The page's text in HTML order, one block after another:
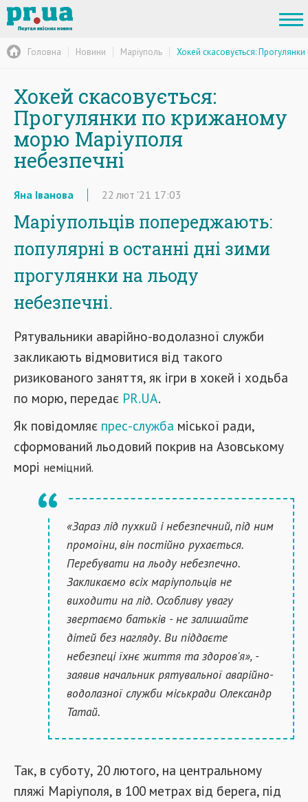
Головна Новини Маріуполь Хокей скасовується:
Хокей скасовується:
Прогулянки по крижаному
морю Маріуполя
небезпечні
Яна Іванова 22 лют '21 17:03
Маріупольців попереджають:
популярні в останні дні зими
прогулянки на льоду
небезпечні.
Рятувальники аварійно-водолазної служби
закликають відмовитися від такого
ризикованого заняття, як ігри в хокей і ходьба
по морю, передає PR.UA.
Як повідомляє прес-служба міської ради,
сформований льодовий покрив на Азовському
морі неміцний.
«Зараз лід пухкий і небезпечний, під ним
промоїни, він постійно рухається.
Перебувати на льоду небезпечно.
Закликаємо всіх маріупольців не
виходити на лід. Особливу увагу
звертаємо батьків - не залишайте
дітей без нагляду. Ви піддаєте
небезпеці їхнє життя та здоров'я», -
заявив начальник рятувальної аварійно-
водолазної служби міськради Олександр
Татай.
Так, в суботу, 20 лютого, на центральному
пляжі Маріуполя, в 100 метрах від берега, під